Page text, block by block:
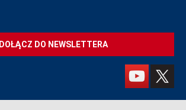
DOŁĄCZ DO NEWSLETTERA